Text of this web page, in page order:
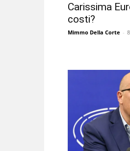
Carissima
costi?
Mimmo Della Corte -